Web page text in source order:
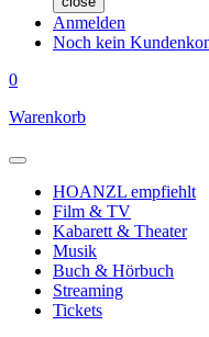
Anmelden
Noch kein
0
Warenkorb
HOANZL empfiehlt
Film & TV
Kabarett & Theater
Musik
Buch & Hörbuch
Streaming
Tickets